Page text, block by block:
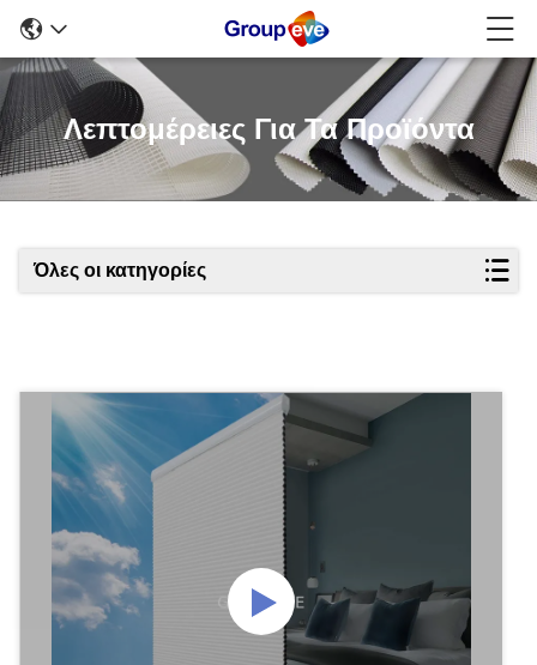
Λεπτομέρειες Για Τα Προϊόντα
Όλες οι κατηγορίες